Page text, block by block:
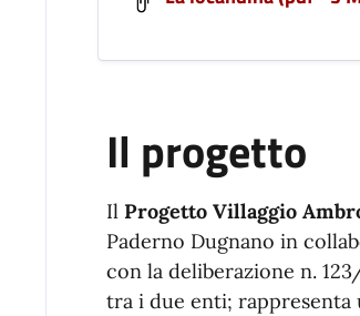
Il progetto
Il Progetto Villaggio
Paderno Dugnano in
con la deliberazione n.
tra i due enti;